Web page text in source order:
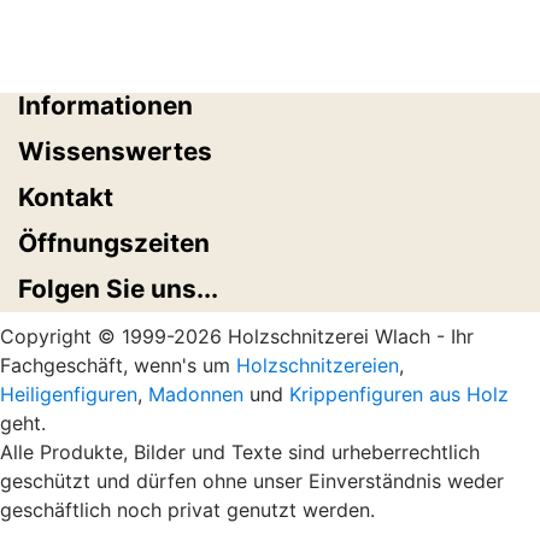
Informationen
Wissenswertes
Kontakt
Öffnungszeiten
Folgen Sie uns...
Copyright © 1999-2026 Holzschnitzerei Wlach - Ihr
Fachgeschäft, wenn's um Holzschnitzereien,
Heiligenfiguren, Madonnen und Krippenfiguren aus Holz
geht.
Alle Produkte, Bilder und Texte sind urheberrechtlich
geschützt und dürfen ohne unser Einverständnis weder
geschäftlich noch privat genutzt werden.